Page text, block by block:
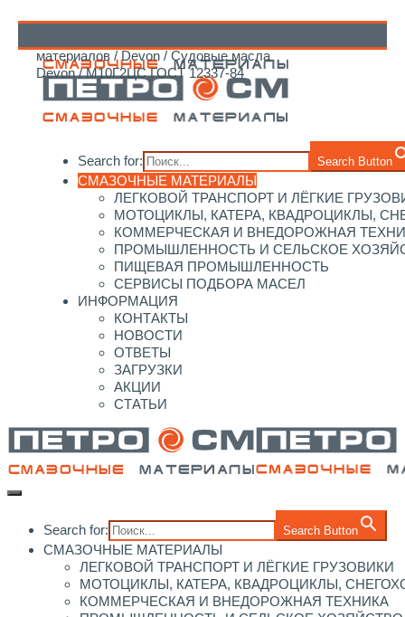
Search for: Search Button
СМАЗОЧНЫЕ МАТЕРИАЛЫ
ЛЕГКОВОЙ ТРАНСПОРТ И ЛЁГКИЕ
МОТОЦИКЛЫ, КАТЕРА, КВАДРОЦИКЛЫ,
КОММЕРЧЕСКАЯ И ВНЕДОРОЖНАЯ
ПРОМЫШЛЕННОСТЬ И СЕЛЬСКОЕ
ПИЩЕВАЯ ПРОМЫШЛЕННОСТЬ
СЕРВИСЫ ПОДБОРА МАСЕЛ
ИНФОРМАЦИЯ
КОНТАКТЫ
НОВОСТИ
ОТВЕТЫ
ЗАГРУЗКИ
АКЦИИ
СТАТЬИ
Search for: Search Button
СМАЗОЧНЫЕ МАТЕРИАЛЫ
ЛЕГКОВОЙ ТРАНСПОРТ И ЛЁГКИЕ ГРУЗОВИКИ
МОТОЦИКЛЫ, КАТЕРА, КВАДРОЦИКЛЫ,
КОММЕРЧЕСКАЯ И ВНЕДОРОЖНАЯ ТЕХНИКА
материалов/Devon/ Судовые масла
Devon/ М10Г2ЦС ГОСТ 12337-84